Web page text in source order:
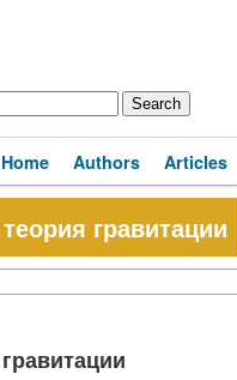
Home Authors Articles
гравитации